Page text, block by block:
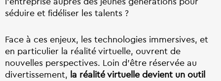
séduire et fidéliser les talents ?
Face à ces enjeux, les technologies immersives, et
en particulier la réalité virtuelle, ouvrent de
nouvelles perspectives. Loin d’être réservée au
divertissement, la réalité virtuelle devient un outil